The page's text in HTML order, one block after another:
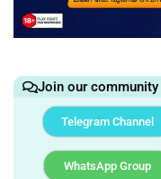
Join our community
Telegram Channel
WhatsApp Group